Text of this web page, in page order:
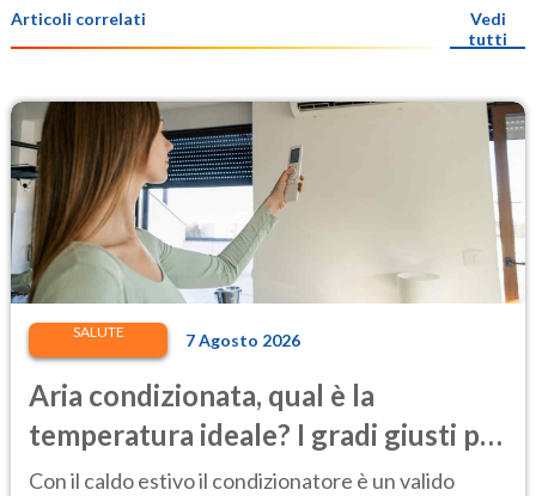
Articoli correlati
Vedi
tutti
SALUTE 7 Agosto 2026
Aria condizionata, qual è la
temperatura ideale? I gradi giusti per
stare bene e risparmiare
Con il caldo estivo il condizionatore è un valido